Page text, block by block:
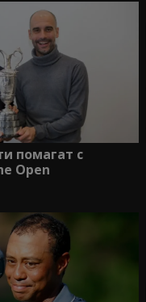
помагат с
Open